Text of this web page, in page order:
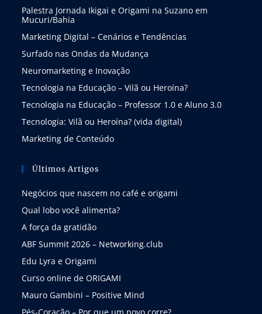
Palestra Jornada Ikigai e Origami na Suzano em
Mucuri/Bahia
Marketing Digital – Cenários e Tendências
Surfado nas Ondas da Mudança
Neuromarketing e Inovação
Tecnologia na Educação – Vilã ou Heroína?
Tecnologia na Educação – Professor 1.0 e Aluno 3.0
Tecnologia: Vilã ou Heroína? (vida digital)
Marketing de Conteúdo
Últimos Artigos
Negócios que nascem no café e origami
Qual lobo você alimenta?
A força da gratidão
ABF Summit 2026 – Networking.club
Edu Lyra e Origami
Curso online de ORIGAMI
Mauro Gambini – Positive Mind
Pés-Coração – Por que um povo corre?